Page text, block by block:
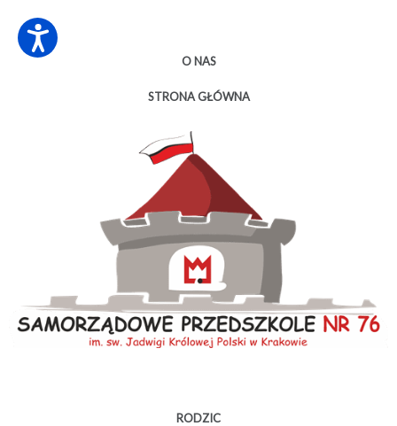
O NAS
STRONA GŁÓWNA
RODZIC